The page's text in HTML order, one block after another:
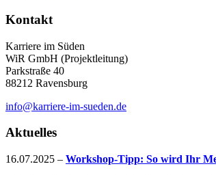
Kontakt
Karriere im Süden
WiR GmbH (Projektleitung)
Parkstraße 40
88212 Ravensburg
info@karriere-im-sueden.de
Aktuelles
16.07.2025 – Workshop-Tipp: So wird Ihr